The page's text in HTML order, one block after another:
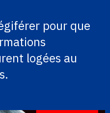
pour que
logées au